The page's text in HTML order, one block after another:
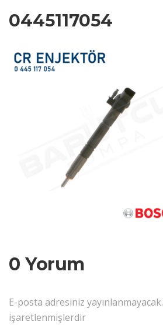
0445117054
0 Yorum
E-posta adresiniz yayınlanmayacak.
işaretlenmişlerdir